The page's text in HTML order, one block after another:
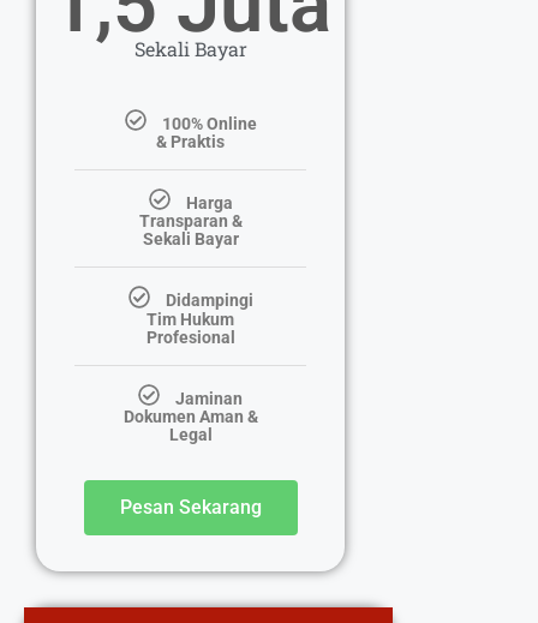
Sekali Bayar
100% Online
& Praktis
Harga
Transparan &
Sekali Bayar
Didampingi
Tim Hukum
Profesional
Jaminan
Dokumen Aman &
Legal
Pesan Sekarang